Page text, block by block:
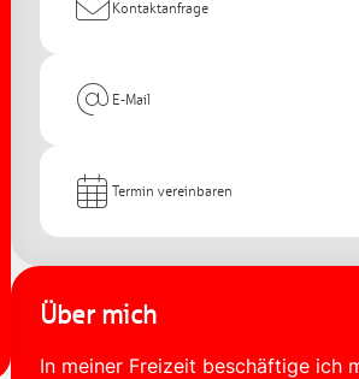
Kontaktanfrage
E-Mail
Termin vereinbaren
Über mich
In meiner Freizeit beschäftige ich